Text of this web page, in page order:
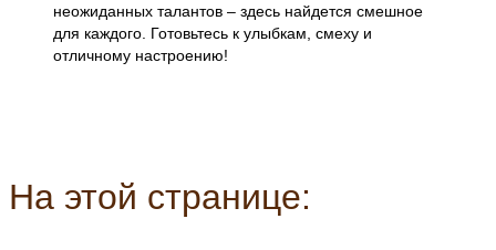
неожиданных талантов – здесь найдется смешное
для каждого. Готовьтесь к улыбкам, смеху и
отличному настроению!
На этой странице: